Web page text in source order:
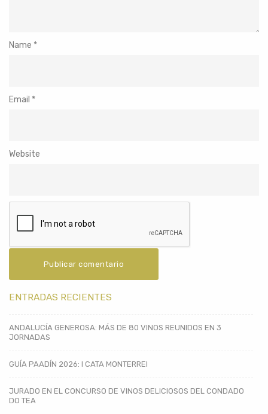
Name *
Email *
Website
ENTRADAS RECIENTES
ANDALUCÍA GENEROSA: MÁS DE 80 VINOS REUNIDOS EN 3
JORNADAS
GUÍA PAADÍN 2026: I CATA MONTERREI
JURADO EN EL CONCURSO DE VINOS DELICIOSOS DEL CONDADO
DO TEA